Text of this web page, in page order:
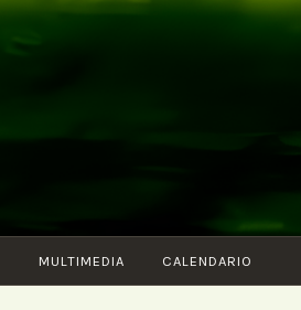
MULTIMEDIA CALENDARIO